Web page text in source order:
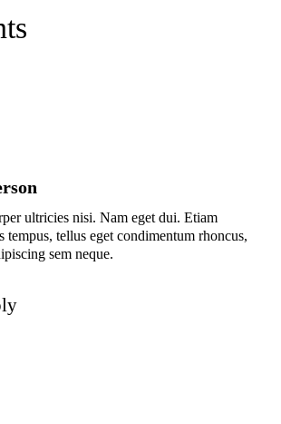
ultricies nisi. Nam eget dui. Etiam
tempus, tellus eget condimentum rhoncus,
sem neque.